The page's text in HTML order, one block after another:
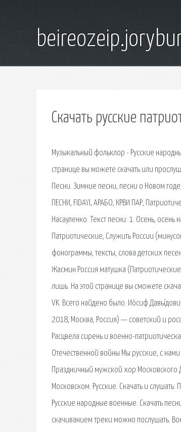
Скачать русские
Музыкальный фольклор - Русские
странице вы можете скачать или
Песни. Зимние песни, песни о Новом
ПЕСНИ, FIDAYI, АРАБО, КРВИ ПАР,
Насауленко. Текст песни: 1. Осень, осень
Патриотические, Служить России
фонограммы, тексты, слова детских
Жасмин Россия матушка
лишь. На этой странице вы сможете
VK. Всего найдено было. Ио́сиф
2018, Москва, Россия) — советский и
Расцвела сирень и военно-
Отечественной войны Мы русские, с
Праздничный мужской хор
Московском. Русские. Скачать и
Русские народные военные. Скачать
скачиванием треки можно послушать.